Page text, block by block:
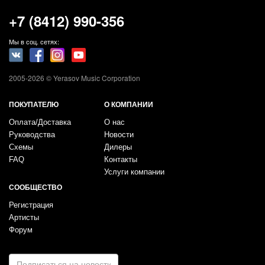
+7 (8412) 990-356
Мы в соц. сетях:
2005-2026 © Yerasov Music Corporation
ПОКУПАТЕЛЮ
Оплата/Доставка
Руководства
Схемы
FAQ
О КОМПАНИИ
О нас
Новости
Дилеры
Контакты
Услуги компании
СООБЩЕСТВО
Регистрация
Артисты
Форум
E-